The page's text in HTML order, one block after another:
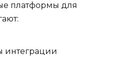
платформы для
интеграции